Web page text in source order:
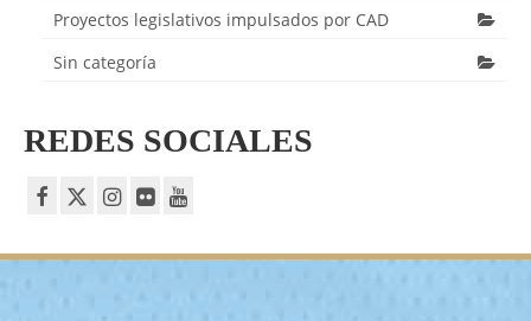
Proyectos legislativos impulsados por CAD
Sin categoría
REDES SOCIALES